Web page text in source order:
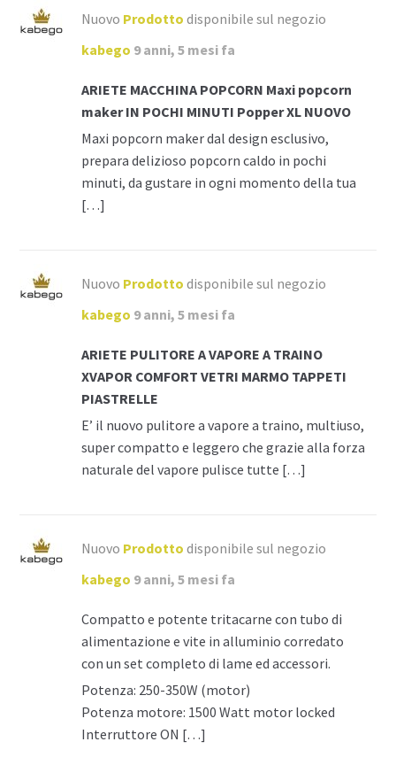
Nuovo Prodotto disponibile sul negozio
kabego 9 anni, 5 mesi fa
ARIETE MACCHINA POPCORN Maxi popcorn
maker IN POCHI MINUTI Popper XL NUOVO
Maxi popcorn maker dal design esclusivo,
prepara delizioso popcorn caldo in pochi
minuti, da gustare in ogni momento della tua
[…]
Nuovo Prodotto disponibile sul negozio
kabego 9 anni, 5 mesi fa
ARIETE PULITORE A VAPORE A TRAINO
XVAPOR COMFORT VETRI MARMO TAPPETI
PIASTRELLE
E’ il nuovo pulitore a vapore a traino, multiuso,
super compatto e leggero che grazie alla forza
naturale del vapore pulisce tutte […]
Nuovo Prodotto disponibile sul negozio
kabego 9 anni, 5 mesi fa
Compatto e potente tritacarne con tubo di
alimentazione e vite in alluminio corredato
con un set completo di lame ed accessori.
Potenza: 250-350W (motor)
Potenza motore: 1500 Watt motor locked
Interruttore ON […]